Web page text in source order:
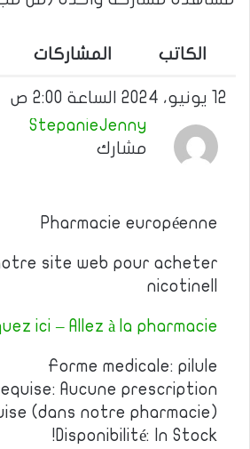
الكاتب المشاركات
12 يونيو، 2024 الساعة 2:00 ص
StepanieJenny
مشارك
Pharmacie européenne
site web pour acheter
nicotinell
ici – Allez à la pharmacie
Forme medicale: pilule
Aucune prescription
(dans notre pharmacie)
Disponibilité: In Stock!